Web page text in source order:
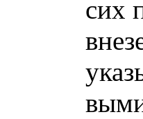
сих